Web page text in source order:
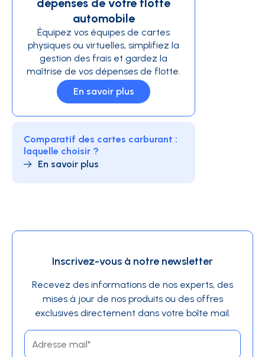
automobile
Équipez vos équipes de cartes
physiques ou virtuelles, simplifiez la
gestion des frais et gardez la
maîtrise de vos dépenses de flotte.
En savoir plus
Comparatif des cartes carburant :
laquelle choisir ?
En savoir plus
Inscrivez-vous à notre newsletter
Recevez des informations de nos experts, des
mises à jour de nos produits ou des offres
exclusives directement dans votre boîte mail.